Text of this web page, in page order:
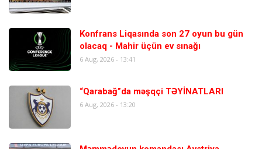
Konfrans Liqasında son 27 oyun bu gün
olacaq - Mahir üçün ev sınağı
6 Aug, 2026 - 13:41
“Qarabağ”da məşqçi TƏYİNATLARI
6 Aug, 2026 - 13:20